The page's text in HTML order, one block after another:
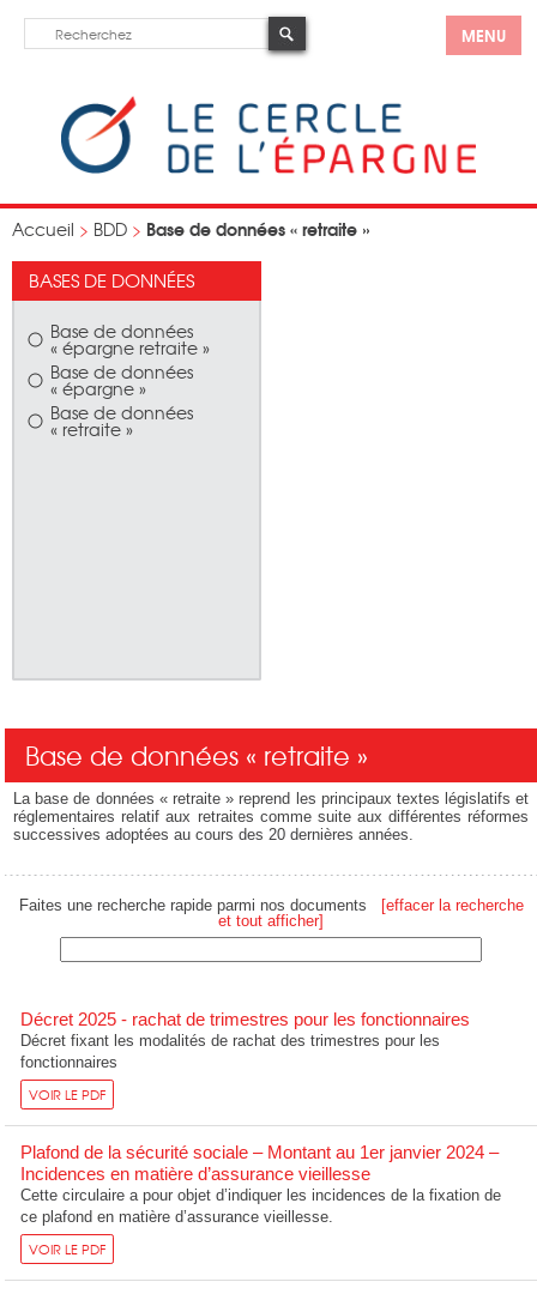
MENU
Accueil > BDD > Base de données « retraite »
BASES DE DONNÉES
Base de données
« épargne retraite »
Base de données
« épargne »
Base de données
« retraite »
Base de données « retraite »
La base de données « retraite » reprend les principaux textes législatifs et
réglementaires relatif aux retraites comme suite aux différentes réformes
successives adoptées au cours des 20 dernières années.
Faites une recherche rapide parmi nos documents
[effacer la recherche
et tout afficher]
Décret 2025 - rachat de trimestres pour les fonctionnaires
Décret fixant les modalités de rachat des trimestres pour les
fonctionnaires
VOIR LE PDF
Plafond de la sécurité sociale – Montant au 1er janvier 2024 –
Incidences en matière d’assurance vieillesse
Cette circulaire a pour objet d’indiquer les incidences de la fixation de
ce plafond en matière d’assurance vieillesse.
VOIR LE PDF